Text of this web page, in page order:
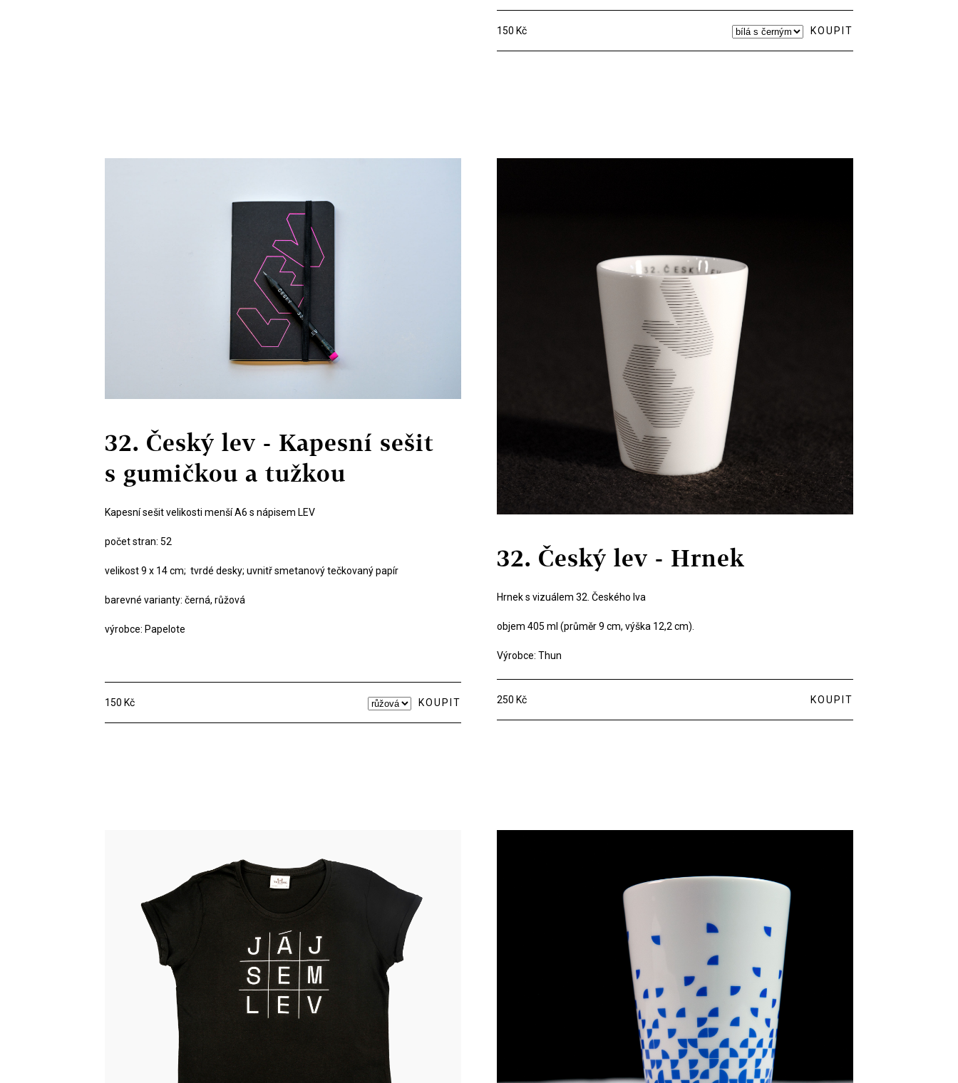
150 Kč KOUPIT
32. Český lev - Kapesní sešit
s gumičkou a tužkou
Kapesní sešit velikosti menší A6 s nápisem LEV
počet stran: 52
velikost 9 x 14 cm; tvrdé desky; uvnitř smetanový tečkovaný papír
barevné varianty: černá, růžová
výrobce: Papelote
150 Kč KOUPIT
32. Český lev - Hrnek
Hrnek s vizuálem 32. Českého lva
objem 405 ml (průměr 9 cm, výška 12,2 cm).
Výrobce: Thun
250 Kč KOUPIT